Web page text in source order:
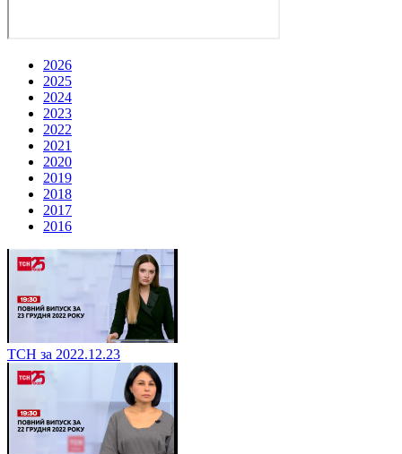
2026
2025
2024
2023
2022
2021
2020
2019
2018
2017
2016
ТСН за 2022.12.23